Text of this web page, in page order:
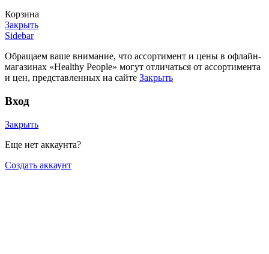
Корзина
Закрыть
Sidebar
Обращаем ваше внимание, что ассортимент и цены в офлайн-
магазинах «Healthy People» могут отличаться от ассортимента
и цен, представленных на сайте Закрыть
Вход
Закрыть
Еще нет аккаунта?
Создать аккаунт